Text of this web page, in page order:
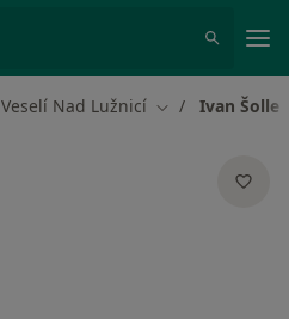
Veselí Nad Lužnicí Změna města
Ivan Šolle